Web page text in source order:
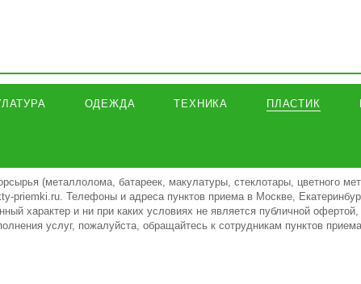
ОДЕЖДА ТЕХНИКА ПЛАСТИК
(металлолома, батареек, макулатуры, стеклотары, цветного
priemki.ru. Телефоны и адреса пунктов приема в Москве,
характер и ни при каких условиях не является публичной
услуг, пожалуйста, обращайтесь к сотрудникам пунктов